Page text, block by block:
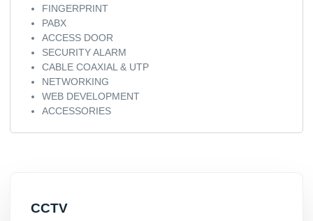
FINGERPRINT
PABX
ACCESS DOOR
SECURITY ALARM
CABLE COAXIAL & UTP
NETWORKING
WEB DEVELOPMENT
ACCESSORIES
CCTV